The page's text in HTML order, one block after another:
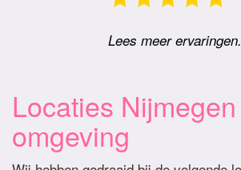
Lees meer
Locaties
omgeving